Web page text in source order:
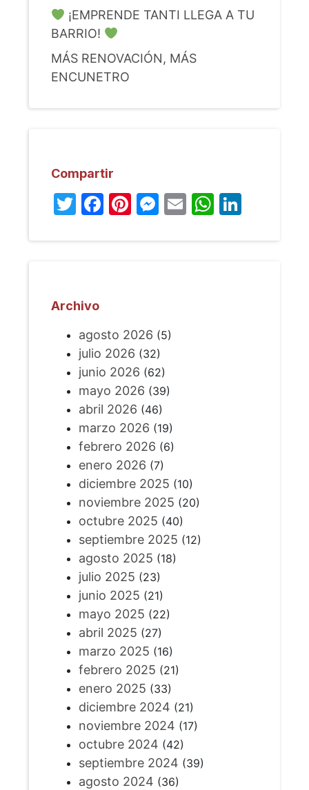
¡EMPRENDE TANTI LLEGA A TU
BARRIO!
MÁS RENOVACIÓN, MÁS
ENCUNETRO
Compartir
Twitter
Facebook
Pinterest
Messenger
Email
Archivo
agosto 2026 (5)
julio 2026 (32)
junio 2026 (62)
mayo 2026 (39)
abril 2026 (46)
marzo 2026 (19)
febrero 2026 (6)
enero 2026 (7)
diciembre 2025 (10)
noviembre 2025 (20)
octubre 2025 (40)
septiembre 2025 (12)
agosto 2025 (18)
julio 2025 (23)
junio 2025 (21)
mayo 2025 (22)
abril 2025 (27)
marzo 2025 (16)
febrero 2025 (21)
enero 2025 (33)
diciembre 2024 (21)
noviembre 2024 (17)
octubre 2024 (42)
septiembre 2024 (39)
agosto 2024 (36)